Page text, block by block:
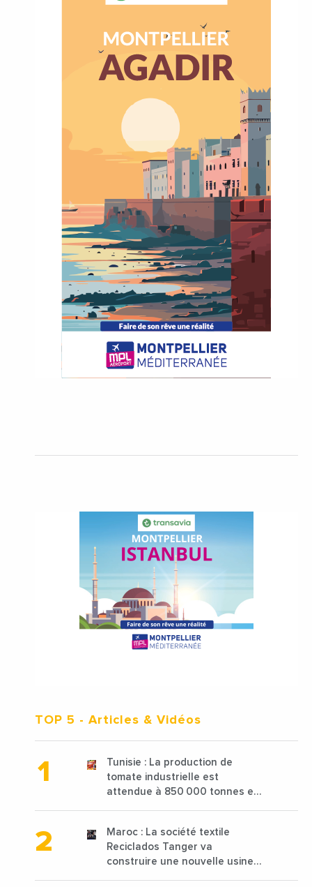
TOP 5 - Articles & Vidéos
Tunisie : La production de
tomate industrielle est
attendue à 850 000 tonnes en
Maroc : La société textile
Reciclados Tanger va
construire une nouvelle usine